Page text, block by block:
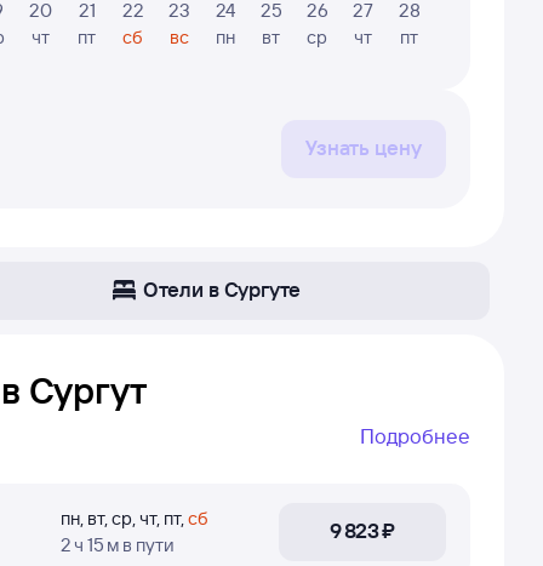
20
чт
21
пт
22
сб
23
вс
24
пн
25
вт
26
ср
27
чт
28
пт
Узнать цену
Отели в Сургуте
Сургут
найти прямой рейс, если он не летает
о рейсах могут быть неактуальными или
Подробнее
пн, вт,ср,чт, пт,сб
2 ч 15 м в пути
9 ⁠823 ⁠₽